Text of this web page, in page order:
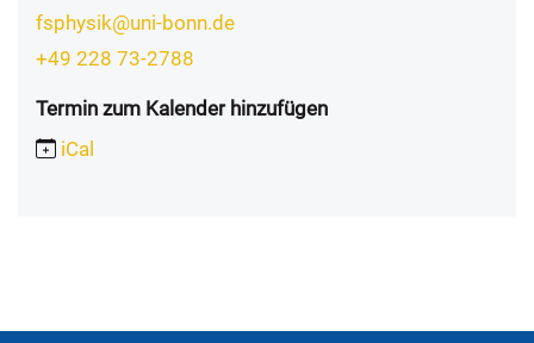
fsphysik@uni-bonn.de
+49 228 73-2788
Termin zum Kalender hinzufügen
iCal